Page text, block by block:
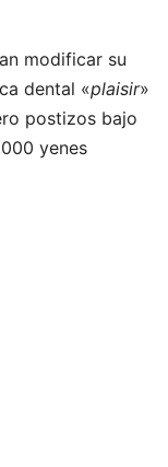
modificar su
dental «plaisir»
postizos bajo
yenes